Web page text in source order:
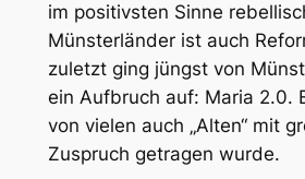
im positivsten Sinne
Münsterländer ist auch
zuletzt ging jüngst von
ein Aufbruch auf: Maria 2.0.
von vielen auch „Alten“ mit
Zuspruch getragen wurde.